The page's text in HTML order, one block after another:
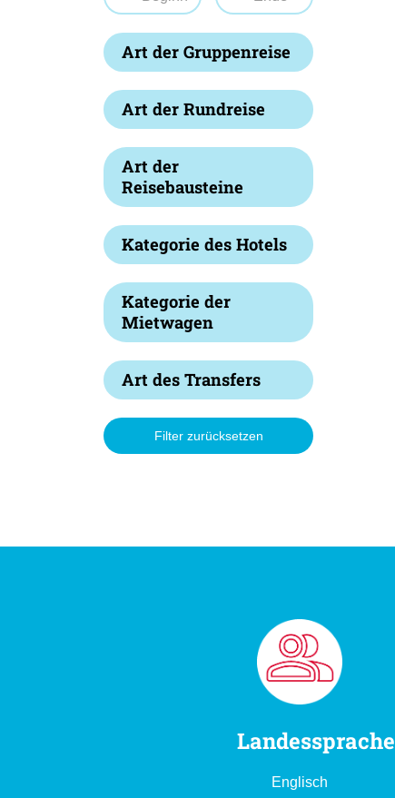
Art der Gruppenreise
Art der Rundreise
Art der
Reisebausteine
Kategorie des Hotels
Kategorie der
Mietwagen
Art des Transfers
Filter zurücksetzen
Landessprache
Englisch